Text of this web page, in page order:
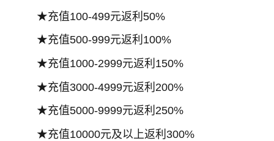
★充值100-499元返利50%
★充值500-999元返利100%
★充值1000-2999元返利150%
★充值3000-4999元返利200%
★充值5000-9999元返利250%
★充值10000元及以上返利300%